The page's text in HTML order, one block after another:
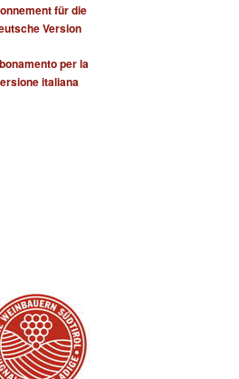
für die
Version
per la
italiana